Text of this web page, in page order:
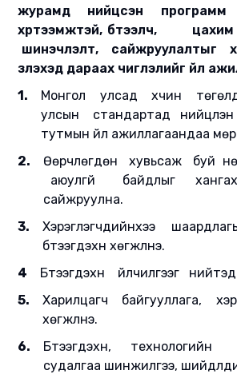
журамд нийцсэн программ
хүртээмжтэй, бүтээлч,
шинэчлэлт, сайжруулалтыг
үзүүлэхэд дараах чиглэлийг үйл
1.
Монгол улсад хүчин
улсын стандартад
тутмын үйл ажиллагаандаа
2.
Өөрчлөгдөн хувьсаж буй
аюулгүй байдлыг
сайжруулна.
3.
Хэрэглэгчдийнхээ
бүтээгдэхүүн хөгжүүлнэ.
4
Бүтээгдэхүүн үйлчилгээг
5.
Харилцагч байгууллага,
хөгжүүлнэ.
6.
Бүтээгдэхүүн,
судалгаа шинжилгээ,